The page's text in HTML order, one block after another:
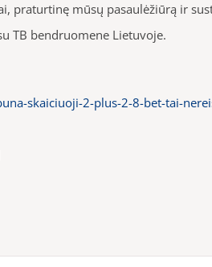
mūsų pasaulėžiūrą ir
TB bendruomene Lietuvoje.
skaiciuoji-2-plus-2-8-bet-tai-